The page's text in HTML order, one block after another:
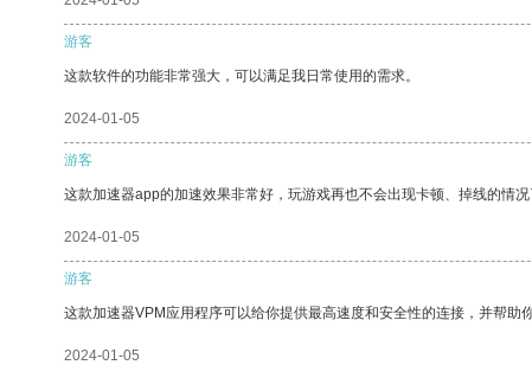
游客
这款软件的功能非常强大，可以满足我日常使用的需求。
2024-01-05
游客
这款加速器app的加速效果非常好，玩游戏再也不会出现卡顿、掉线的情
2024-01-05
游客
这款加速器VPM应用程序可以给你提供最高速度和安全性的连接，并帮助
2024-01-05